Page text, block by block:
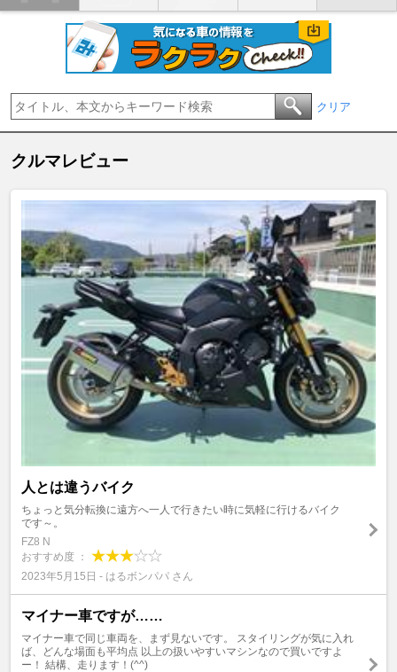
クリア
クルマレビュー
人とは違うバイク
ちょっと気分転換に遠方へ一人で行きたい時に気軽に行けるバイク
です～。
FZ8 N
おすすめ度 ：
2023年5月15日 - はるボンパパ さん
マイナー車ですが……
マイナー車で同じ車両を、まず見ないです。 スタイリングが気に入れ
ば、どんな場面も平均点 以上の扱いやすいマシンなので買いですよ
ー！ 結構、走ります！(^^)